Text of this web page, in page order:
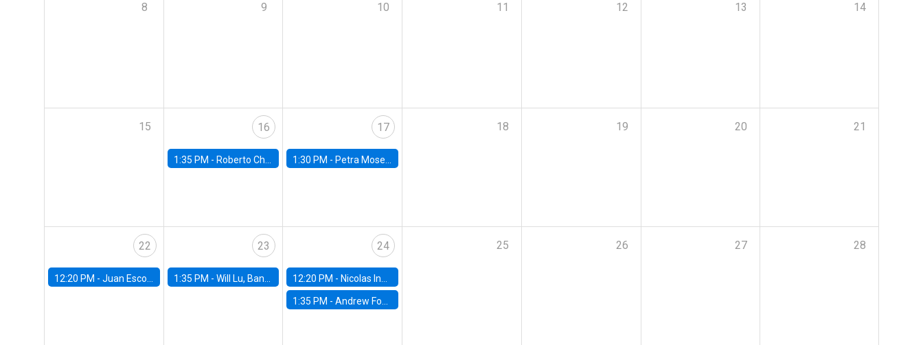
8 9 10 11 12 13 14
15 16
1:35 PM - Roberto Chang, Rutgers University
17
1:30 PM - Petra Moser, NYU Stern
18 19 20 21
22
12:20 PM - Juan Escobar, Universidad de Chile
23
1:35 PM - Will Lu, Banco Central de Chile
24
12:20 PM - Nicolas Inostroza, Rotman School of Management, University of Toronto
1:35 PM -Andrew Foster, Brown University
25 26 27 28